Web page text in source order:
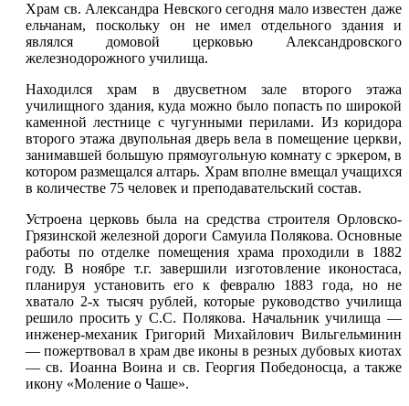
Храм св. Александра Невского сегодня мало известен даже
ельчанам, поскольку он не имел отдельного здания и
являлся домовой церковью Александровского
железнодорожного училища.
Находился храм в двусветном зале второго этажа
училищного здания, куда можно было попасть по широкой
каменной лестнице с чугунными перилами. Из коридора
второго этажа двупольная дверь вела в помещение церкви,
занимавшей большую прямоугольную комнату с эркером, в
котором размещался алтарь. Храм вполне вмещал учащихся
в количестве 75 человек и преподавательский состав.
Устроена церковь была на средства строителя Орловско-
Грязинской железной дороги Самуила Полякова. Основные
работы по отделке помещения храма проходили в 1882
году. В ноябре т.г. завершили изготовление иконостаса,
планируя установить его к февралю 1883 года, но не
хватало 2-х тысяч рублей, которые руководство училища
решило просить у С.С. Полякова. Начальник училища —
инженер-механик Григорий Михайлович Вильгельминин
— пожертвовал в храм две иконы в резных дубовых киотах
— св. Иоанна Воина и св. Георгия Победоносца, а также
икону «Моление о Чаше».